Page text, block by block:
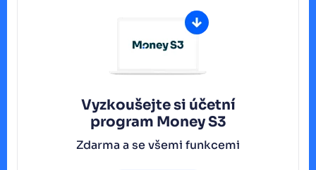
Vyzkoušejte si účetní
program Money S3
Zdarma a se všemi funkcemi